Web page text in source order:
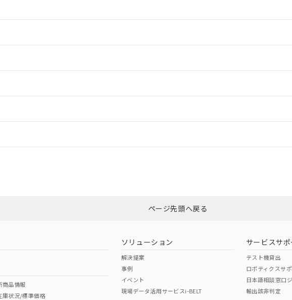
ダウンロードはこちら
（日本
（アメリカ
ページ先頭へ戻る
商品情報
庫状況/標準価格
ソリューション
解決提案
事例
イベント
現場データ活用サービスi-BELT
サービスサポ
テスト機貸出
ロボティクスサ
日本語相談窓口
輸出該非判定